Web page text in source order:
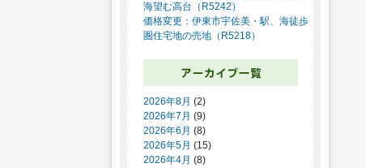
海望む高台（R5242）
価格変更：伊東市宇佐美・駅、海徒歩
圏住宅地の売地（R5218）
2026年8月 (2)
2026年7月 (9)
2026年6月 (8)
2026年5月 (15)
2026年4月 (8)